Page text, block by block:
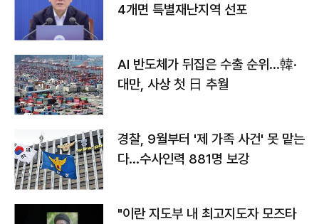
4개면 특별재난지역 선포
AI 반도체가 뒤집은 수출 순위…韓·
대만, 사상 첫 日 추월
경찰, 9월부터 '제 가족 사건' 못 맡는
다…수사인력 881명 보강
"이란 지도부 내 최고지도자 모즈타